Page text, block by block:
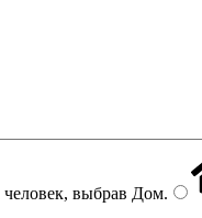
выбрав Дом.